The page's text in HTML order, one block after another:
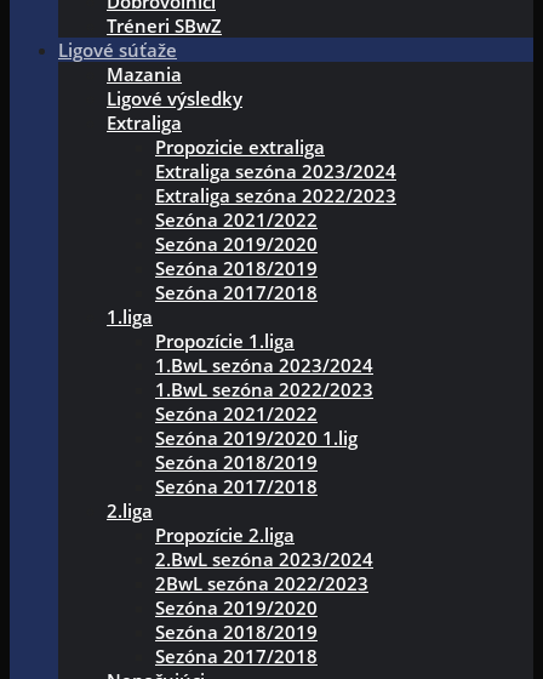
Tréneri SBwZ
Ligové súťaže
Mazania
Ligové výsledky
Extraliga
Propozicie extraliga
Extraliga sezóna 2023/2024
Extraliga sezóna 2022/2023
Sezóna 2021/2022
Sezóna 2019/2020
Sezóna 2018/2019
Sezóna 2017/2018
1.liga
Propozície 1.liga
1.BwL sezóna 2023/2024
1.BwL sezóna 2022/2023
Sezóna 2021/2022
Sezóna 2019/2020 1.lig
Sezóna 2018/2019
Sezóna 2017/2018
2.liga
Propozície 2.liga
2.BwL sezóna 2023/2024
2BwL sezóna 2022/2023
Sezóna 2019/2020
Sezóna 2018/2019
Sezóna 2017/2018